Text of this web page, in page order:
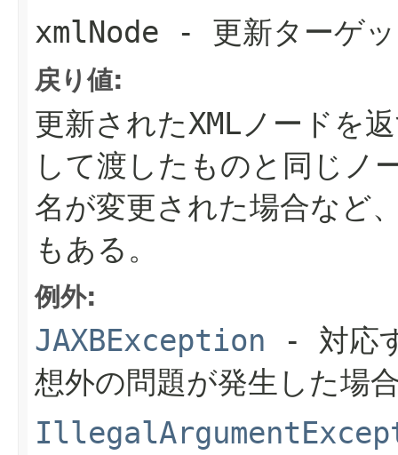
xmlNode - 更新ターゲッ
戻り値:
更新されたXMLノードを
して渡したものと同じノ
名が変更された場合など
もある。
例外:
JAXBException - 対応
想外の問題が発生した場